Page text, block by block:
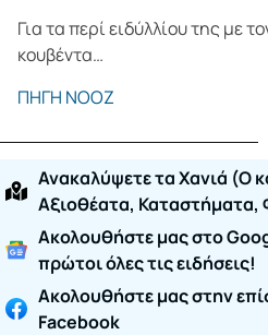
Για τα περί ειδύλλίου της με
κουβέντα…
ΠΗΓΗ ΝΟΟΖ
Ανακαλύψετε τα Χανιά (O
Αξιοθέατα, Καταστήματα,
Ακολουθήστε μας στο
πρώτοι όλες τις ειδήσεις!
Ακολουθήστε μας στην
Facebook